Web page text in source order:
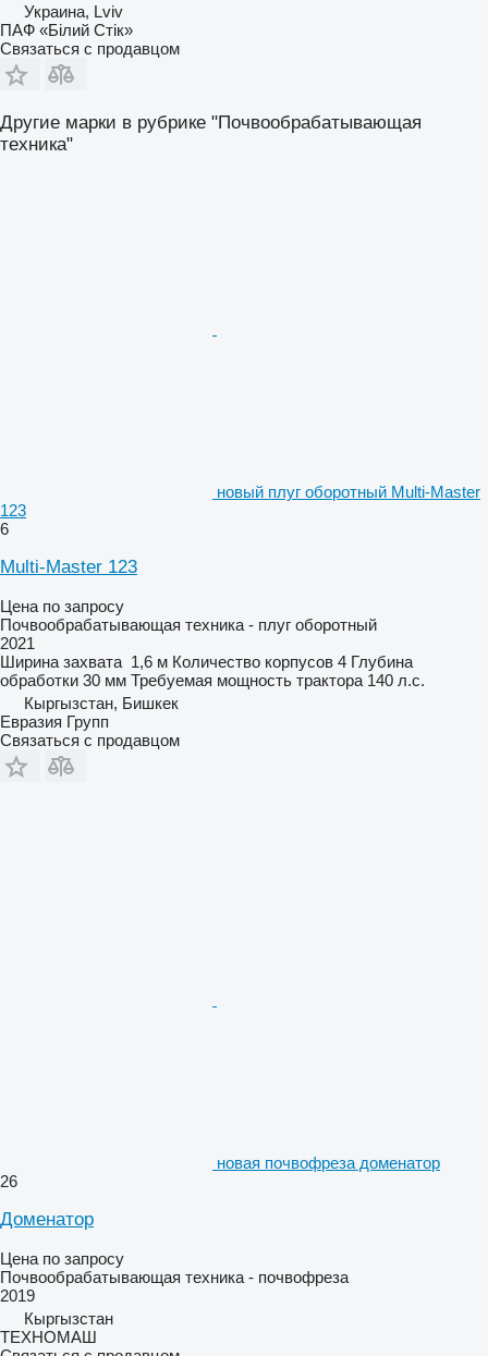
Украина, Lviv
ПАФ «Білий Стік»
Связаться с продавцом
Другие марки в рубрике "Почвообрабатывающая
техника"
новый плуг оборотный Multi-Master
123
6
Multi-Master 123
Цена по запросу
Почвообрабатывающая техника - плуг оборотный
2021
Ширина захвата 1,6 м Количество корпусов 4 Глубина
обработки 30 мм Требуемая мощность трактора 140 л.с.
Кыргызстан, Бишкек
Евразия Групп
Связаться с продавцом
новая почвофреза доменатор
26
Доменатор
Цена по запросу
Почвообрабатывающая техника - почвофреза
2019
Кыргызстан
ТЕХНОМАШ